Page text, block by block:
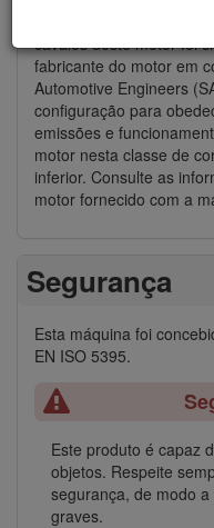
cavalos deste motor foi
fabricante do motor em
Automotive Engineers
configuração para
emissões e
motor nesta classe de
inferior. Consulte as
motor fornecido com a
Segurança
Esta máquina foi
EN ISO 5395.
Este produto é capaz
objetos. Respeite
segurança, de modo
graves.